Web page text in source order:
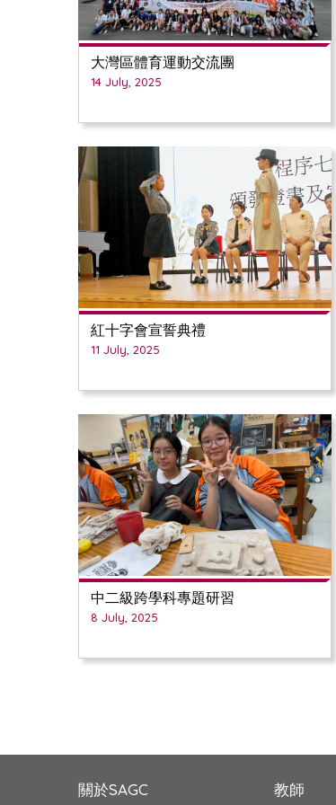
大灣區體育運動交流團
14 July, 2025
紅十字會宣誓典禮
11 July, 2025
中二級跨學科專題研習
8 July, 2025
關於SAGC
教師